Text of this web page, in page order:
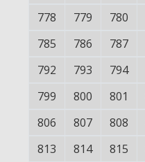
778
779 780
785
786 787
792
793 794
799
800 801
806
807 808
813
814 815